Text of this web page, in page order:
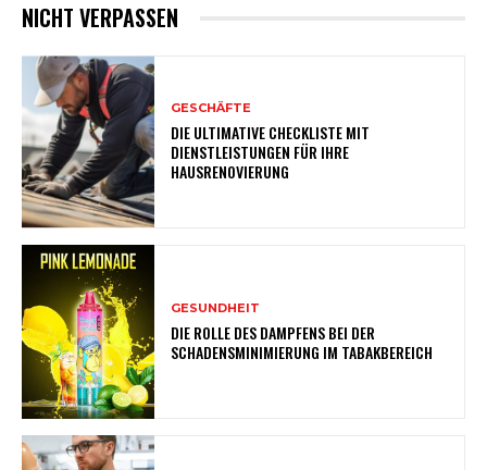
NICHT VERPASSEN
GESCHÄFTE
DIE ULTIMATIVE CHECKLISTE MIT
DIENSTLEISTUNGEN FÜR IHRE
HAUSRENOVIERUNG
GESUNDHEIT
DIE ROLLE DES DAMPFENS BEI DER
SCHADENSMINIMIERUNG IM TABAKBEREICH